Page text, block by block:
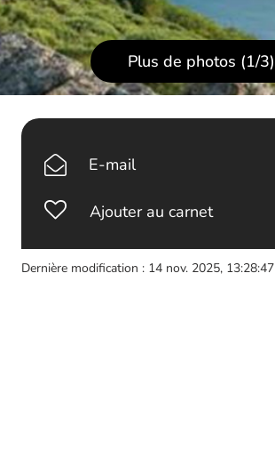
Plus de photos (1/3)
E-mail
Ajouter au carnet
Dernière modification : 14 nov. 2025, 13:28:47